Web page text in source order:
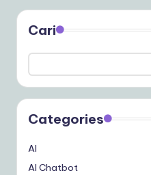
Cari
Categories
AI
AI Chatbot